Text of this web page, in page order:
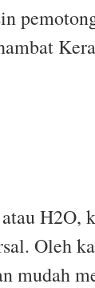
H2O,
Oleh
mudah